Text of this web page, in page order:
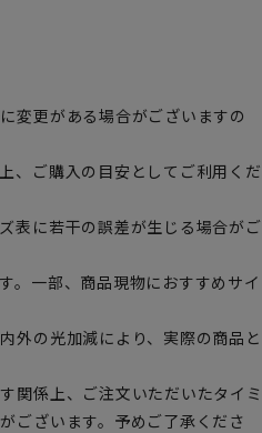
変更がある場合がございますの
、ご購入の目安としてご利用くだ
表に若干の誤差が生じる場合がご
。一部、商品現物におすすめサイ
外の光加減により、実際の商品と
関係上、ご注文いただいたタイミ
ございます。予めご了承くださ